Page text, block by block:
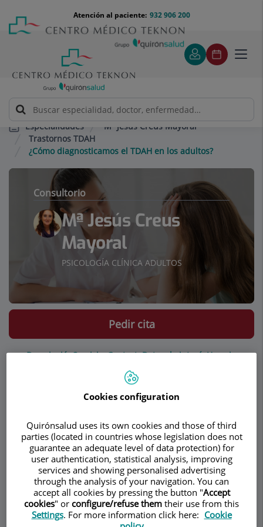
contenido
Menú
teléfono
cabecera
932 906 200
Atención al paciente:
Especialidades
Mª Jesús Creus Mayoral
Trastornos TDAH
¿Cómo diagnosticamos el TDAH en los adultos?
Consultorio
Mª Jesús Creus
Mayoral
PSICOLOGÍA CLÍNICA ADULTOS
DescripciónServiciosContactoDatos de interésHorario
Pedir cita
¿Cómo diagnosticamos el
TDAH en los adultos?
El diagnóstico se lleva a cabo a través de la
historia clínica, de cuestionarios desarrollados
específicamente para los adultos y, en los casos
que el clínico lo considere necesario, de test
neuropsicológicos que evalúan las funciones
Cookies configuration
Quirónsalud uses its own cookies and those of third
parties (located in countries whose legislation does not
guarantee an adequate level of data protection) for
user authentication, statistical analysis, improving
services and showing personalised advertising
through the analysis of your navigation. You can
accept all cookies by pressing the button "Accept
cookies" or configure/refuse them their use from this
Settings. For more information click here: Cookie